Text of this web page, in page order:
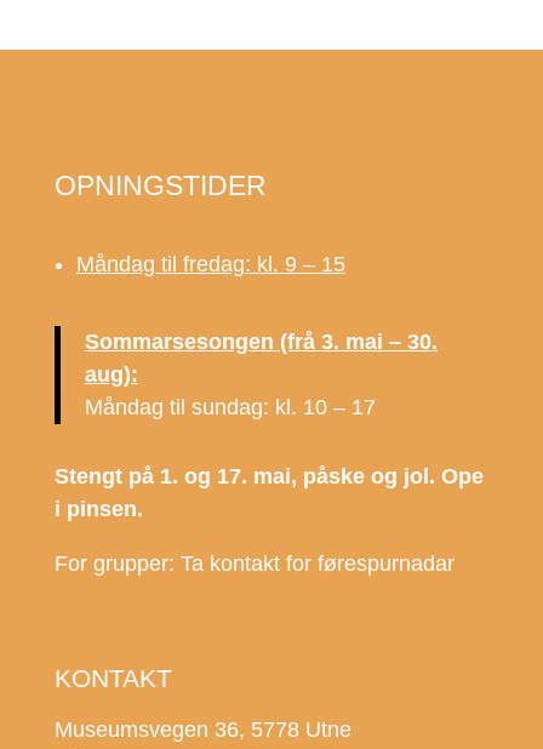
OPNINGSTIDER
Måndag til fredag: kl. 9 – 15
Sommarsesongen (frå 3. mai – 30.
aug):
Måndag til sundag: kl. 10 – 17
Stengt på 1. og 17. mai, påske og jol. Ope
i pinsen.
For grupper: Ta kontakt for førespurnadar
KONTAKT
Museumsvegen 36, 5778 Utne